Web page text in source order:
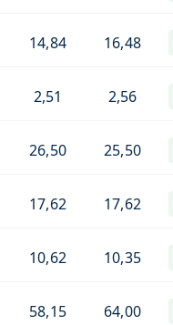
14,84 16,48
2,51 2,56
26,50 25,50
17,62 17,62
10,62 10,35
58,15 64,00